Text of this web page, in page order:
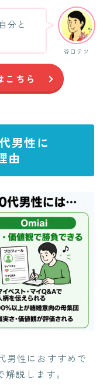
谷口テツ
分と
こちら
男性に
由
男性におすすめで
説します。